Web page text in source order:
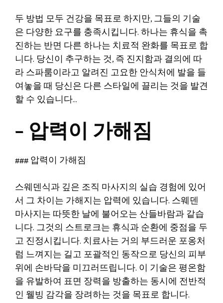
두 방법 모두 건강을 목표로 하지만, 그들의 기술
은 다양한 요구를 충족시킵니다. 하나는 휴식을 촉
진하는 반면 다른 하나는 치료적 완화를 목표로 합
니다. 당신이 추구하는 것, 즉 진지함과 결의에 따
라 스파룸이라고 알려진 고요한 안식처에 발을 들
여놓을 때 당신은 다른 스타일에 끌리는 것을 발견
할 수 있습니다…
– 압력이 가해짐
### 압력이 가해짐
스웨덴식과 깊은 조직 마사지의 실습 경험에 있어
서 그 차이는 가해지는 압력에 있습니다. 스웨덴
마사지는 따뜻한 날에 불어오는 산들바람과 같습
니다. 그것의 스트로크는 휴식과 순환에 중점을 두
고 진정시킵니다. 치료사는 거의 부드러운 포옹처
럼 느껴지는 길고 포괄적인 동작으로 당신의 피부
위에 손바닥을 미끄러뜨립니다. 이 기술은 평온함
을 유발하여 표면 장력을 방출하는 동시에 전반적
인 웰빙 감각을 장려하는 것을 목표로 합니다.